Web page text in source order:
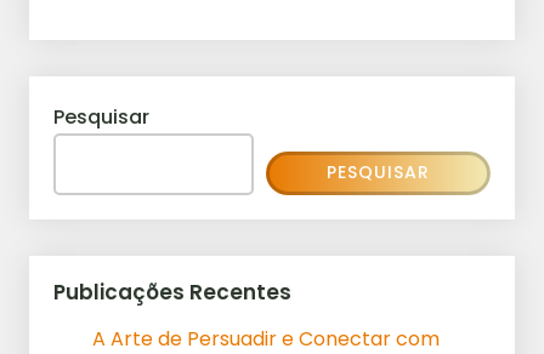
Pesquisar
PESQUISAR
Publicações Recentes
A Arte de Persuadir e Conectar com